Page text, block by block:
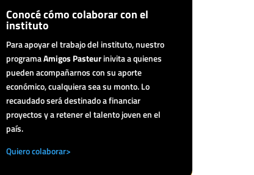
Conocé cómo colaborar con el
instituto
Para apoyar el trabajo del instituto, nuestro
programaAmigos Pasteurinivita a quienes
pueden acompañarnos con su aporte
económico, cualquiera sea su monto. Lo
recaudado será destinado a financiar
proyectos y a retener el talento joven en el
país.
Quiero colaborar>